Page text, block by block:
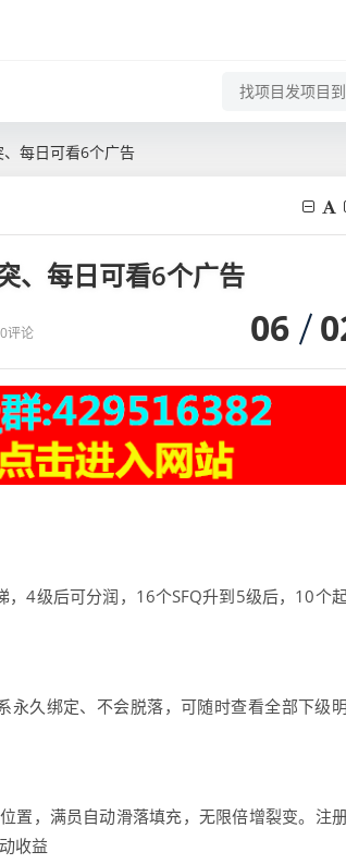
每日可看6个广告
、每日可看6个广告
0评论 06
，4级后可分润，16个SFQ升到5级后，10个
永久绑定、不会脱落，可随时查看全部下级
置，满员自动滑落填充，无限倍增裂变。注
收益